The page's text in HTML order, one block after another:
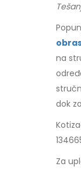
na
dok
Za